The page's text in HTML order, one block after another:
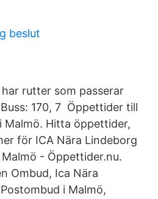
beslut
rutter som passerar
170, 7 Öppettider till
Malmö. Hitta öppettider,
för ICA Nära Lindeborg
- Öppettider.​nu.
Ombud, Ica Nära
i Malmö,